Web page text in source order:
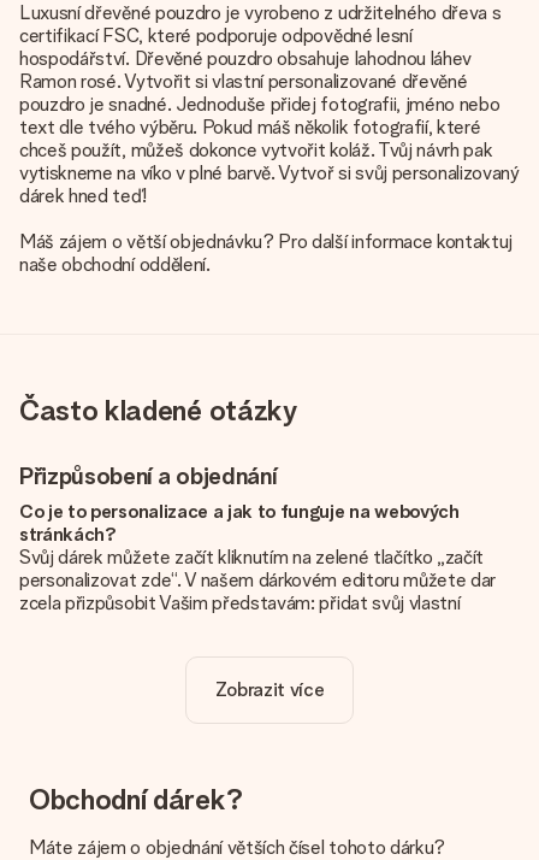
Luxusní dřevěné pouzdro je vyrobeno z udržitelného dřeva s
certifikací FSC, které podporuje odpovědné lesní
hospodářství. Dřevěné pouzdro obsahuje lahodnou láhev
Ramon rosé. Vytvořit si vlastní personalizované dřevěné
pouzdro je snadné. Jednoduše přidej fotografii, jméno nebo
text dle tvého výběru. Pokud máš několik fotografií, které
chceš použít, můžeš dokonce vytvořit koláž. Tvůj návrh pak
vytiskneme na víko v plné barvě. Vytvoř si svůj personalizovaný
dárek hned teď!
Máš zájem o větší objednávku? Pro další informace kontaktuj
naše obchodní oddělení.
Často kladené otázky
Přizpůsobení a objednání
Co je to personalizace a jak to funguje na webových
stránkách?
Svůj dárek můžete začít kliknutím na zelené tlačítko „začít
personalizovat zde“. V našem dárkovém editoru můžete dar
zcela přizpůsobit Vašim představám: přidat svůj vlastní
Je personalizace zahrnuta v ceně?
Jak zjistím, zda má moje fotografie správnou kvalitu?
spokojeni. Proto je důležité používat vysoce kvalitní
Zobrazit více
Obchodní dárek?
Máte zájem o objednání větších čísel tohoto dárku?